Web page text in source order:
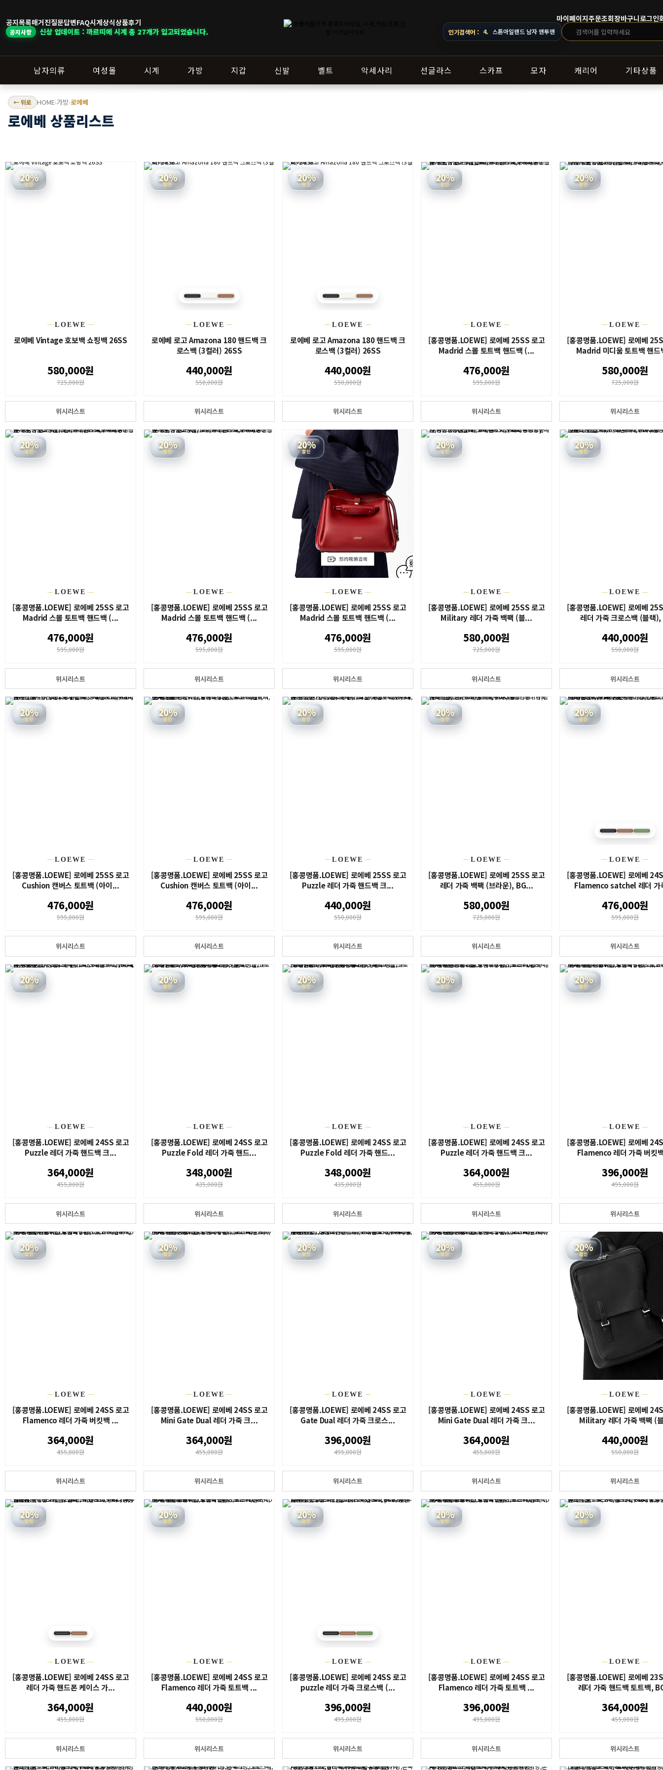
공지목록매거진질문답변FAQ시계상식상품후기
공지사항
신상 업데이트 : 까르띠에 시계 총 27개가 입고되었습니다.
마이페이지주문조회장바구니로그인
인기검색어 :
4. 스톤아일랜드 남자 맨투맨
5. 오프화이트 남자 후드
남자의류 여성몰 시계 가방 지갑 신발 벨트 악세사리 선글라스 스카프 모자 캐리어 기타상품
← 뒤로 HOME›가방›로에베
로에베 상품리스트
20%
할인
LOEWE
로에베 Vintage 호보백 쇼핑백 26SS
580,000원
725,000원
위시리스트
20%
할인
LOEWE
로에베 로고 Amazona 180 핸드백 크
로스백 (3컬러) 26SS
440,000원
550,000원
위시리스트
20%
할인
LOEWE
로에베 로고 Amazona 180 핸드백 크
로스백 (3컬러) 26SS
440,000원
550,000원
위시리스트
20%
할인
LOEWE
[홍콩명품.LOEWE] 로에베 25SS 로고
Madrid 스몰 토트백 핸드백 (...
476,000원
595,000원
위시리스트
20%
할인
LOEWE
[홍콩명품.LOEWE] 로에베
Madrid 미디움 토트백 핸드
580,000원
725,000원
위시리스트
20%
할인
LOEWE
[홍콩명품.LOEWE] 로에베 25SS 로고
Madrid 스몰 토트백 핸드백 (...
476,000원
595,000원
위시리스트
20%
할인
LOEWE
[홍콩명품.LOEWE] 로에베 25SS 로고
Madrid 스몰 토트백 핸드백 (...
476,000원
595,000원
위시리스트
20%
할인
LOEWE
[홍콩명품.LOEWE] 로에베 25SS 로고
Madrid 스몰 토트백 핸드백 (...
476,000원
595,000원
위시리스트
20%
할인
LOEWE
[홍콩명품.LOEWE] 로에베 25SS 로고
Military 레더 가죽 백팩 (블...
580,000원
725,000원
위시리스트
20%
할인
LOEWE
[홍콩명품.LOEWE] 로에베
레더 가죽 크로스백 (블랙
440,000원
550,000원
위시리스트
20%
할인
LOEWE
[홍콩명품.LOEWE] 로에베 25SS 로고
Cushion 캔버스 토트백 (아이...
476,000원
595,000원
위시리스트
20%
할인
LOEWE
[홍콩명품.LOEWE] 로에베 25SS 로고
Cushion 캔버스 토트백 (아이...
476,000원
595,000원
위시리스트
20%
할인
LOEWE
[홍콩명품.LOEWE] 로에베 25SS 로고
Puzzle 레더 가죽 핸드백 크...
440,000원
550,000원
위시리스트
20%
할인
LOEWE
[홍콩명품.LOEWE] 로에베 25SS 로고
레더 가죽 백팩 (브라운), BG...
580,000원
725,000원
위시리스트
20%
할인
LOEWE
[홍콩명품.LOEWE] 로에베
Flamenco satchel 레더 가
476,000원
595,000원
위시리스트
20%
할인
LOEWE
[홍콩명품.LOEWE] 로에베 24SS 로고
Puzzle 레더 가죽 핸드백 크...
364,000원
455,000원
위시리스트
20%
할인
LOEWE
[홍콩명품.LOEWE] 로에베 24SS 로고
Puzzle Fold 레더 가죽 핸드...
348,000원
435,000원
위시리스트
20%
할인
LOEWE
[홍콩명품.LOEWE] 로에베 24SS 로고
Puzzle Fold 레더 가죽 핸드...
348,000원
435,000원
위시리스트
20%
할인
LOEWE
[홍콩명품.LOEWE] 로에베 24SS 로고
Puzzle 레더 가죽 핸드백 크...
364,000원
455,000원
위시리스트
20%
할인
LOEWE
[홍콩명품.LOEWE] 로에베
Flamenco 레더 가죽 버킷
396,000원
495,000원
위시리스트
20%
할인
LOEWE
[홍콩명품.LOEWE] 로에베 24SS 로고
Flamenco 레더 가죽 버킷백 ...
364,000원
455,000원
위시리스트
20%
할인
LOEWE
[홍콩명품.LOEWE] 로에베 24SS 로고
Mini Gate Dual 레더 가죽 크...
364,000원
455,000원
위시리스트
20%
할인
LOEWE
[홍콩명품.LOEWE] 로에베 24SS 로고
Gate Dual 레더 가죽 크로스...
396,000원
495,000원
위시리스트
20%
할인
LOEWE
[홍콩명품.LOEWE] 로에베 24SS 로고
Mini Gate Dual 레더 가죽 크...
364,000원
455,000원
위시리스트
20%
할인
LOEWE
[홍콩명품.LOEWE] 로에베
Military 레더 가죽 백팩 (
440,000원
550,000원
위시리스트
20%
할인
LOEWE
[홍콩명품.LOEWE] 로에베 24SS 로고
레더 가죽 핸드폰 케이스 가...
364,000원
455,000원
위시리스트
20%
할인
LOEWE
[홍콩명품.LOEWE] 로에베 24SS 로고
Flamenco 레더 가죽 토트백 ...
440,000원
550,000원
위시리스트
20%
할인
LOEWE
[홍콩명품.LOEWE] 로에베 24SS 로고
puzzle 레더 가죽 크로스백 (...
396,000원
495,000원
위시리스트
20%
할인
LOEWE
[홍콩명품.LOEWE] 로에베 24SS 로고
Flamenco 레더 가죽 토트백 ...
396,000원
495,000원
위시리스트
20%
할인
LOEWE
[홍콩명품.LOEWE] 로에베
레더 가죽 핸드백 토트백,
364,000원
455,000원
위시리스트